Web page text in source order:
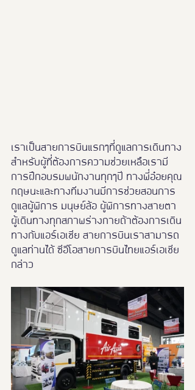
เราเป็นสายการบินแรกๆที่ดูแลการเดินทาง
สำหรับผู้ที่ต้องการความช่วยเหลือเรามี
การฝึกอบรมพนักงานทุกๆปี ทางพี่อ๋อยคุณ
กฤษนะและทางทีมงานมีการช่วยสอนการ
ดูแลผู้พิการ มนุษย์ล้อ ผู้พิการทางสายตา
ผู้เดินทางทุกสภาพร่างกายถ้าต้องการเดิน
ทางกับแอร์เอเชีย สายการบินเราสามารถ
ดูแลท่านได้ ซีอีโอสายการบินไทยแอร์เอเชีย
กล่าว